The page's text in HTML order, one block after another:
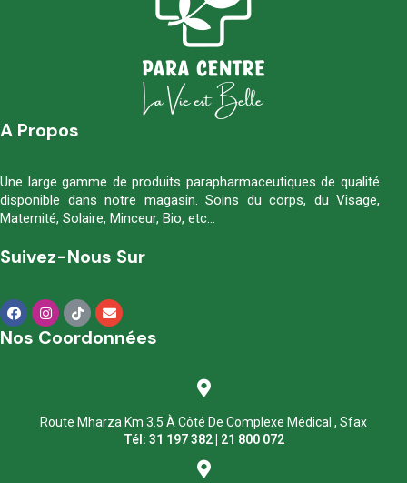
A Propos
Une large gamme de produits parapharmaceutiques de qualité
disponible dans notre magasin. Soins du corps, du Visage,
Maternité, Solaire, Minceur, Bio, etc…
Suivez-Nous Sur
Nos Coordonnées
Route Mharza Km 3.5 À Côté De Complexe Médical , Sfax
Tél: 31 197 382 | 21 800 072